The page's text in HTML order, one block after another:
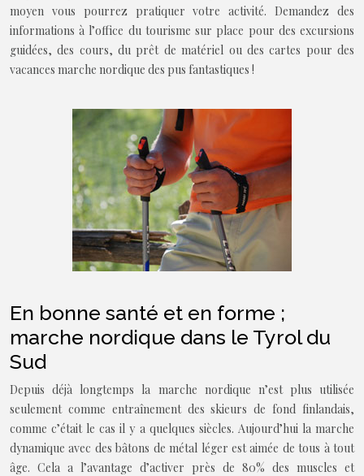
moyen vous pourrez pratiquer votre activité. Demandez des
informations à l’office du tourisme sur place pour des excursions
guidées, des cours, du prêt de matériel ou des cartes pour des
vacances marche nordique des pus fantastiques !
En bonne santé et en forme ;
marche nordique dans le Tyrol du
Sud
Depuis déjà longtemps la marche nordique n’est plus utilisée
seulement comme entraînement des skieurs de fond finlandais,
comme c’était le cas il y a quelques siècles. Aujourd’hui la marche
dynamique avec des bâtons de métal léger est aimée de tous à tout
âge. Cela a l’avantage d’activer près de 80% des muscles et